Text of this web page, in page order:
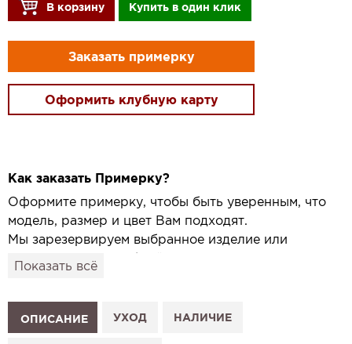
В корзину Купить в один клик
Заказать примерку
Оформить клубную карту
Как заказать Примерку?
Оформите примерку, чтобы быть уверенным, что
модель, размер и цвет Вам подходят.
Мы зарезервируем выбранное изделие или
привезём его в удобный для вас салон и
1. Выберите изделие на сайте.
2. Нажмите «Заказать примерку» и выберите салон.
Показать всё
ОПИСАНИЕ УХОД НАЛИЧИЕ